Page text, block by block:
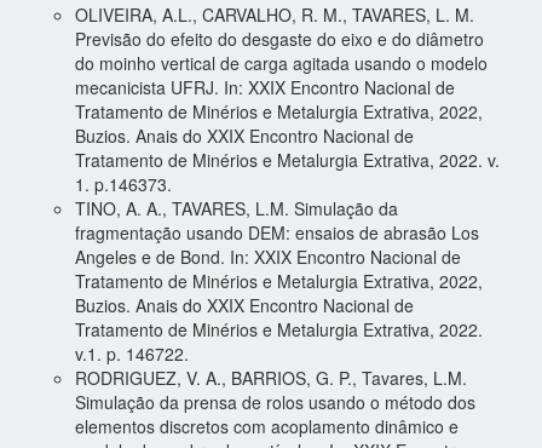
OLIVEIRA, A.L., CARVALHO, R. M., TAVARES, L. M.
Previsão do efeito do desgaste do eixo e do diâmetro
do moinho vertical de carga agitada usando o modelo
mecanicista UFRJ. In: XXIX Encontro Nacional de
Tratamento de Minérios e Metalurgia Extrativa, 2022,
Buzios. Anais do XXIX Encontro Nacional de
Tratamento de Minérios e Metalurgia Extrativa, 2022. v.
1. p.146373.
TINO, A. A., TAVARES, L.M. Simulação da
fragmentação usando DEM: ensaios de abrasão Los
Angeles e de Bond. In: XXIX Encontro Nacional de
Tratamento de Minérios e Metalurgia Extrativa, 2022,
Buzios. Anais do XXIX Encontro Nacional de
Tratamento de Minérios e Metalurgia Extrativa, 2022.
v.1. p. 146722.
RODRIGUEZ, V. A., BARRIOS, G. P., Tavares, L.M.
Simulação da prensa de rolos usando o método dos
elementos discretos com acoplamento dinâmico e